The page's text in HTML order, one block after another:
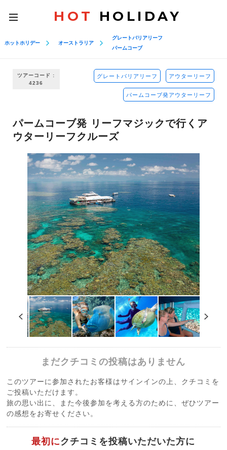
toggle
navigation
HOT HOLIDAY
ホットホリデー オーストラリア
グレートバリアリーフ
パームコーブ
ツアーコード :
4236
グレートバリアリーフ アウターリーフ
パームコーブ発アウターリーフ
パームコーブ発 リーフマジックで行くア
ウターリーフクルーズ
まだクチコミの投稿はありません
このツアーに参加されたお客様はサインインの上、クチコミを
ご投稿いただけます。
旅の思い出に、また今後参加を考える方のために、ぜひツアー
の感想をお寄せください。
最初にクチコミを投稿いただいた方に